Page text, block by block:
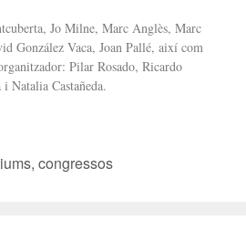
Jo Milne, Marc Anglès, Marc
González Vaca, Joan Pallé, així com
Pilar Rosado, Ricardo
Natalia Castañeda.
congressos